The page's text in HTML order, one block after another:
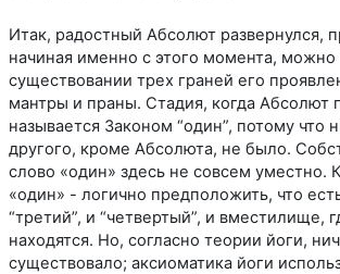
Итак, радостный Абсолют развернулся,
начиная именно с этого момента, можно
существовании трех граней его
мантры и праны. Стадия, когда Абсолют
называется Законом “один”, потому что
другого, кроме Абсолюта, не было.
слово «один» здесь не совсем уместно.
«один» - логично предположить, что
“третий”, и “четвертый”, и вместилище,
находятся. Но, согласно теории йоги,
существовало; аксиоматика йоги